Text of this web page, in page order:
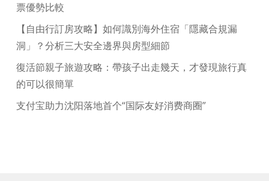
票優勢比較
【自由行訂房攻略】如何識別海外住宿「隱藏合規漏
洞」？分析三大安全邊界與房型細節
復活節親子旅遊攻略：帶孩子出走幾天，才發現旅行真
的可以很簡單
支付宝助力沈阳落地首个“国际友好消费商圈”